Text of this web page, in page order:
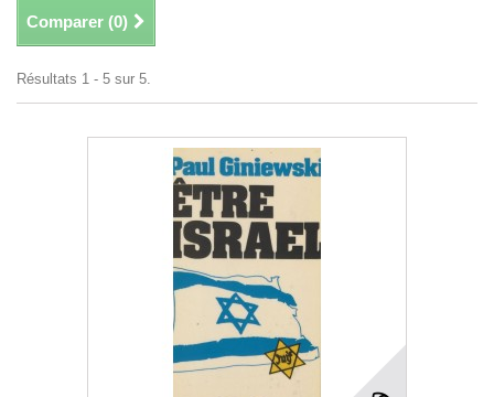
Comparer (0)
Résultats 1 - 5 sur 5.